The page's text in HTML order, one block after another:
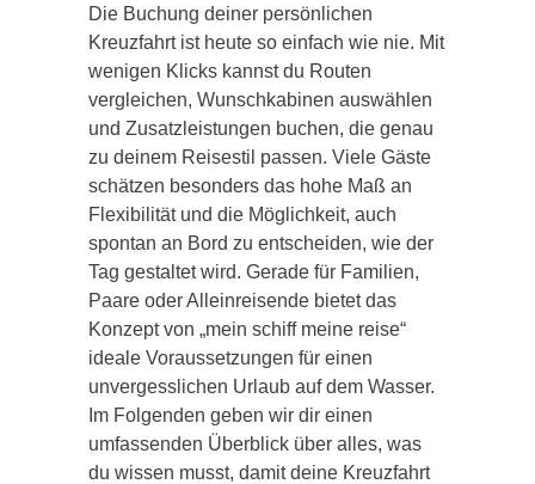
Die Buchung deiner persönlichen
Kreuzfahrt ist heute so einfach wie nie. Mit
wenigen Klicks kannst du Routen
vergleichen, Wunschkabinen auswählen
und Zusatzleistungen buchen, die genau
zu deinem Reisestil passen. Viele Gäste
schätzen besonders das hohe Maß an
Flexibilität und die Möglichkeit, auch
spontan an Bord zu entscheiden, wie der
Tag gestaltet wird. Gerade für Familien,
Paare oder Alleinreisende bietet das
Konzept von „mein schiff meine reise“
ideale Voraussetzungen für einen
unvergesslichen Urlaub auf dem Wasser.
Im Folgenden geben wir dir einen
umfassenden Überblick über alles, was
du wissen musst, damit deine Kreuzfahrt